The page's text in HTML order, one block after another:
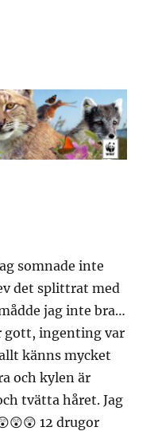
somnade inte
det splittrat med
jag inte bra…
gott, ingenting var
känns mycket
och kylen är
tvätta håret. Jag
12 drugor